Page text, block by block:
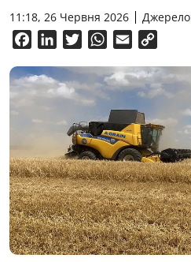
11:18, 26 Червня 2026
FacebookLinkedInTwitterWhatsApp
Email